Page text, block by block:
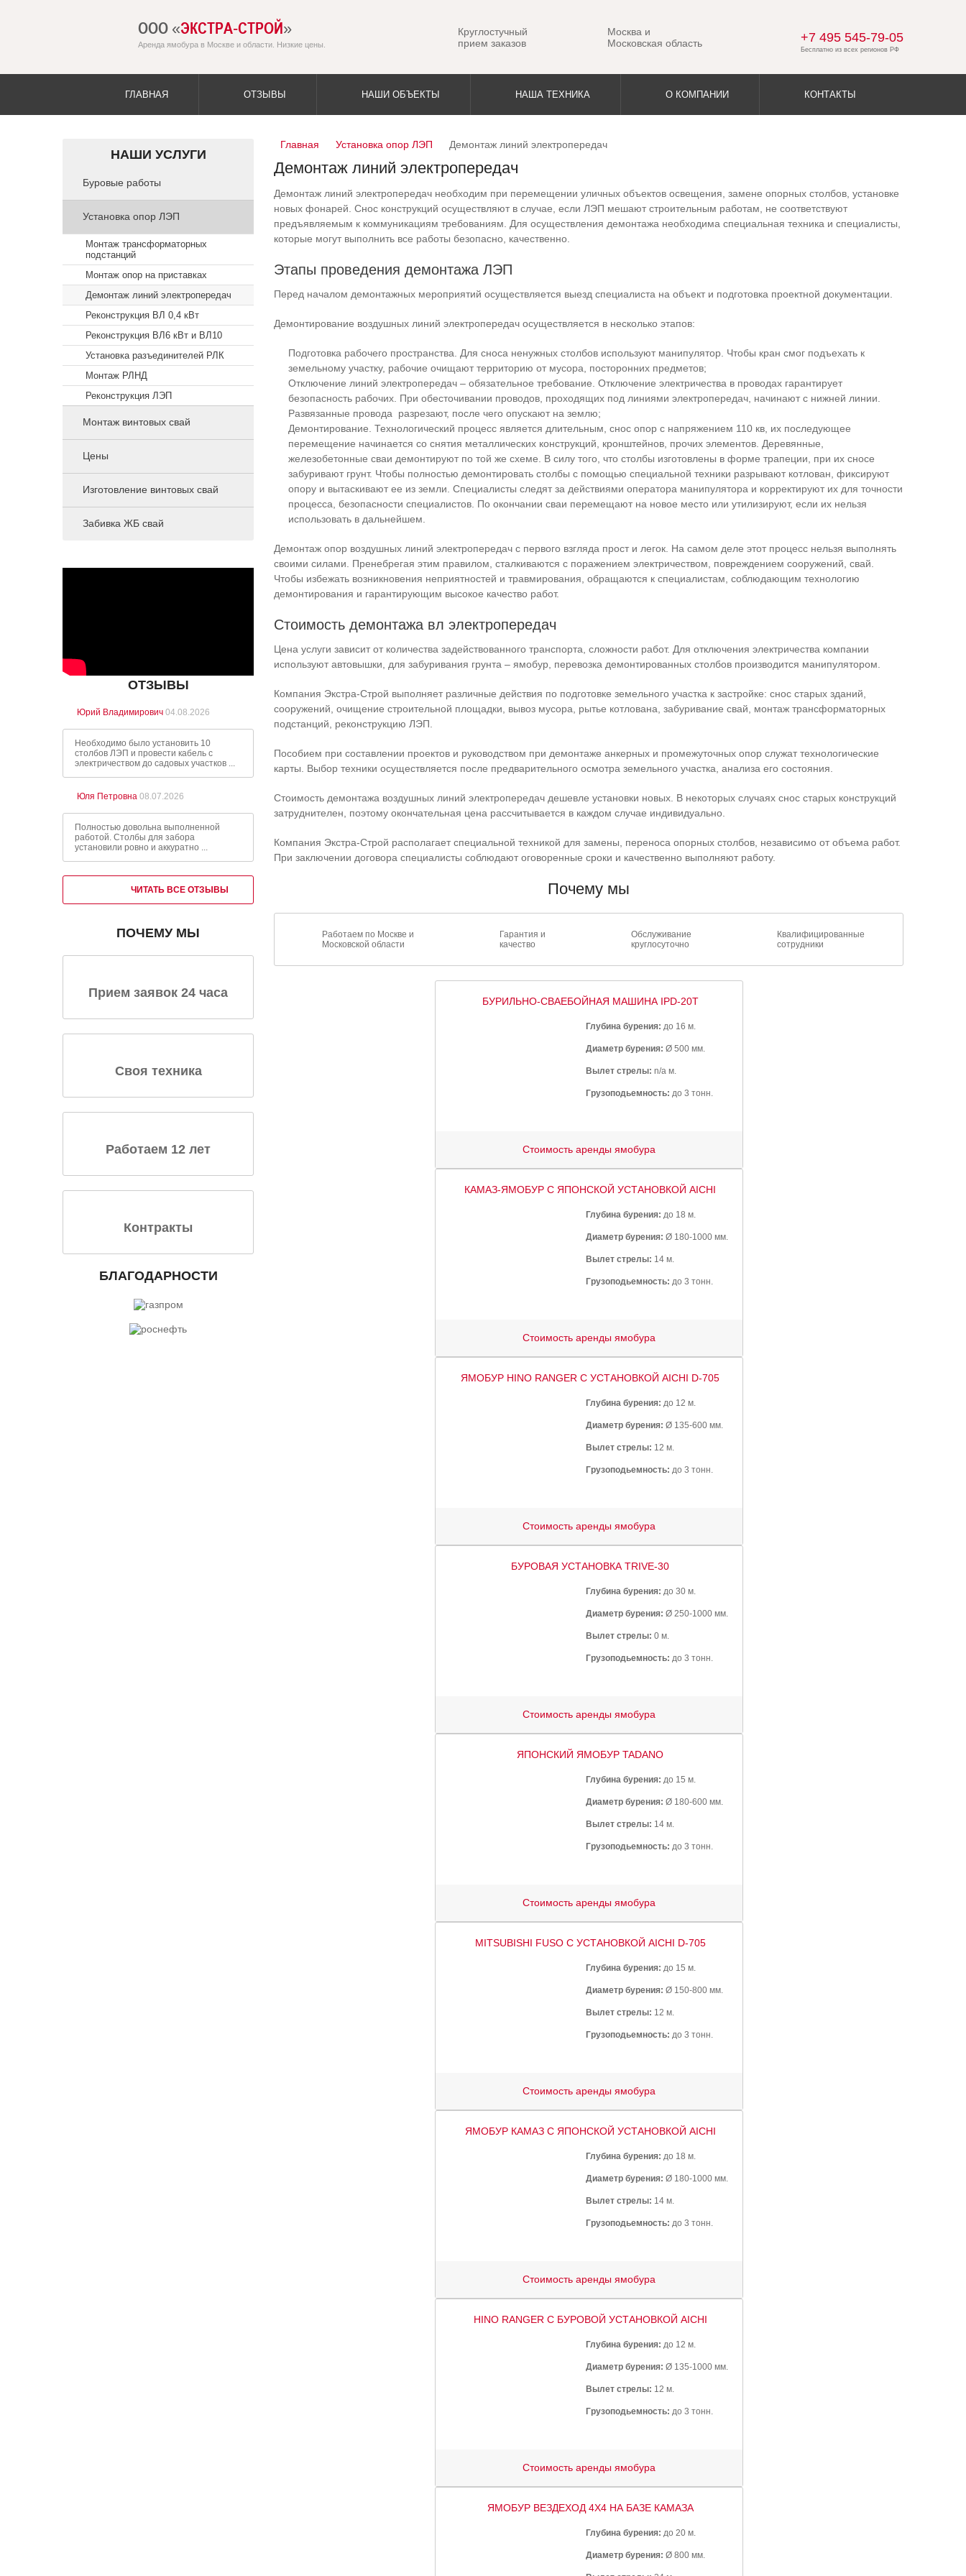
ООО «ЭКСТРА-СТРОЙ»
Аренда ямобура в Москве и области. Низкие цены.
Круглостучный
прием заказов
Москва и
Московская область
+7 495 545-79-05
ГЛАВНАЯ ОТЗЫВЫ НАШИ ОБЪЕКТЫ НАША ТЕХНИКА О КОМПАНИИ КОНТАКТЫ
Главная Установка опор ЛЭП Демонтаж линий электропередач
Демонтаж линий электропередач
Демонтаж линий электропередач необходим при перемещении уличных объектов освещения, замене опорных столбов, установке
новых фонарей. Снос конструкций осуществляют в случае, если ЛЭП мешают строительным работам, не соответствуют
предъявляемым к коммуникациям требованиям. Для осуществления демонтажа необходима специальная техника и специалисты,
которые могут выполнить все работы безопасно, качественно.
Этапы проведения демонтажа ЛЭП
Перед началом демонтажных мероприятий осуществляется выезд специалиста на объект и подготовка проектной документации.
Демонтирование воздушных линий электропередач осуществляется в несколько этапов:
Подготовка рабочего пространства. Для сноса ненужных столбов используют манипулятор. Чтобы кран смог подъехать к
земельному участку, рабочие очищают территорию от мусора, посторонних предметов;
Отключение линий электропередач – обязательное требование. Отключение электричества в проводах гарантирует
безопасность рабочих. При обесточивании проводов, проходящих под линиями электропередач, начинают с нижней линии.
Развязанные провода разрезают, после чего опускают на землю;
Демонтирование. Технологический процесс является длительным, снос опор с напряжением 110 кв, их последующее
перемещение начинается со снятия металлических конструкций, кронштейнов, прочих элементов. Деревянные,
железобетонные сваи демонтируют по той же схеме. В силу того, что столбы изготовлены в форме трапеции, при их сносе
забуривают грунт. Чтобы полностью демонтировать столбы с помощью специальной техники разрывают котлован, фиксируют
опору и вытаскивают ее из земли. Специалисты следят за действиями оператора манипулятора и корректируют их для точности
процесса, безопасности специалистов. По окончании сваи перемещают на новое место или утилизируют, если их нельзя
использовать в дальнейшем.
Демонтаж опор воздушных линий электропередач с первого взгляда прост и легок. На самом деле этот процесс нельзя выполнять
своими силами. Пренебрегая этим правилом, сталкиваются с поражением электричеством, повреждением сооружений, свай.
Чтобы избежать возникновения неприятностей и травмирования, обращаются к специалистам, соблюдающим технологию
демонтирования и гарантирующим высокое качество работ.
Стоимость демонтажа вл электропередач
Цена услуги зависит от количества задействованного транспорта, сложности работ. Для отключения электричества компании
используют автовышки, для забуривания грунта – ямобур, перевозка демонтированных столбов производится манипулятором.
Компания Экстра-Строй выполняет различные действия по подготовке земельного участка к застройке: снос старых зданий,
сооружений, очищение строительной площадки, вывоз мусора, рытье котлована, забуривание свай, монтаж трансформаторных
подстанций, реконструкцию ЛЭП.
Пособием при составлении проектов и руководством при демонтаже анкерных и промежуточных опор служат технологические
карты. Выбор техники осуществляется после предварительного осмотра земельного участка, анализа его состояния.
Стоимость демонтажа воздушных линий электропередач дешевле установки новых. В некоторых случаях снос старых конструкций
затруднителен, поэтому окончательная цена рассчитывается в каждом случае индивидуально.
Компания Экстра-Строй располагает специальной техникой для замены, переноса опорных столбов, независимо от объема работ.
При заключении договора специалисты соблюдают оговоренные сроки и качественно выполняют работу.
Почему мы
Работаем по Москве и
Московской области
Гарантия и
качество
Обслуживание
круглосуточно
Квалифицированные
сотрудники
БУРИЛЬНО-СВАЕБОЙНАЯ МАШИНА IPD-20T
Глубина бурения: до 16 м.
Диаметр бурения: Ø 500 мм.
Вылет стрелы: n/a м.
Грузоподьемность: до 3 тонн.
Стоимость аренды ямобура
КАМАЗ-ЯМОБУР С ЯПОНСКОЙ УСТАНОВКОЙ AICHI
Глубина бурения: до 18 м.
Диаметр бурения: Ø 180-1000 мм.
Вылет стрелы: 14 м.
Грузоподьемность: до 3 тонн.
Стоимость аренды ямобура
ЯМОБУР HINO RANGER С УСТАНОВКОЙ AICHI D-705
Глубина бурения: до 12 м.
Диаметр бурения: Ø 135-600 мм.
Вылет стрелы: 12 м.
Грузоподьемность: до 3 тонн.
Стоимость аренды ямобура
БУРОВАЯ УСТАНОВКА TRIVE-30
Глубина бурения: до 30 м.
Диаметр бурения: Ø 250-1000 мм.
Вылет стрелы: 0 м.
Грузоподьемность: до 3 тонн.
Стоимость аренды ямобура
ЯПОНСКИЙ ЯМОБУР TADANO
Глубина бурения: до 15 м.
Диаметр бурения: Ø 180-600 мм.
Вылет стрелы: 14 м.
Грузоподьемность: до 3 тонн.
Стоимость аренды ямобура
MITSUBISHI FUSO С УСТАНОВКОЙ AICHI D-705
Глубина бурения: до 15 м.
Диаметр бурения: Ø 150-800 мм.
Вылет стрелы: 12 м.
Грузоподьемность: до 3 тонн.
Стоимость аренды ямобура
ЯМОБУР КАМАЗ С ЯПОНСКОЙ УСТАНОВКОЙ AICHI
Глубина бурения: до 18 м.
Диаметр бурения: Ø 180-1000 мм.
Вылет стрелы: 14 м.
Грузоподьемность: до 3 тонн.
Стоимость аренды ямобура
HINO RANGER С БУРОВОЙ УСТАНОВКОЙ AICHI
Глубина бурения: до 12 м.
Диаметр бурения: Ø 135-1000 мм.
Вылет стрелы: 12 м.
Грузоподьемность: до 3 тонн.
Стоимость аренды ямобура
ЯМОБУР ВЕЗДЕХОД 4Х4 НА БАЗЕ КАМАЗА
Глубина бурения: до 20 м.
Диаметр бурения: Ø 800 мм.
НАШИ УСЛУГИ
Буровые работы
Установка опор ЛЭП
Монтаж трансформаторных
подстанций
Монтаж опор на приставках
Демонтаж линий электропередач
Реконструкция ВЛ 0,4 кВт
Реконструкция ВЛ6 кВт и ВЛ10
Установка разъединителей РЛК
Монтаж РЛНД
Реконструкция ЛЭП
Монтаж винтовых свай
Цены
Изготовление винтовых свай
Забивка ЖБ свай
ОТЗЫВЫ
Юрий Владимирович 04.08.2026
Необходимо было установить 10
столбов ЛЭП и провести кабель с
электричеством до садовых участков ...
Юля Петровна 08.07.2026
Полностью довольна выполненной
работой. Столбы для забора
установили ровно и аккуратно ...
ЧИТАТЬ ВСЕ ОТЗЫВЫ
ПОЧЕМУ МЫ
Прием заявок 24 часа
Своя техника
Работаем 12 лет
Контракты
БЛАГОДАРНОСТИ